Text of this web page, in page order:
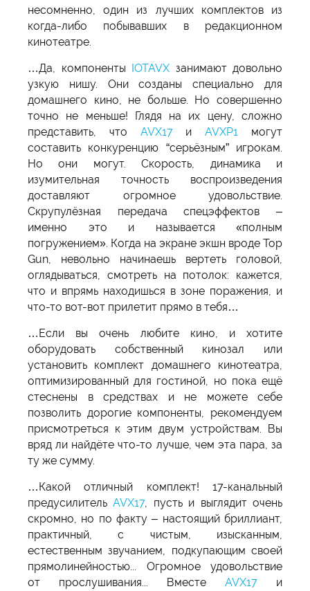
несомненно, один из лучших комплектов из
когда-либо побывавших в редакционном
кинотеатре.
…Да, компоненты IOTAVX занимают довольно
узкую нишу. Они созданы специально для
домашнего кино, не больше. Но совершенно
точно не меньше! Глядя на их цену, сложно
представить, что AVX17иAVXP1 могут
составить конкуренцию “серьёзным” игрокам.
Но они могут. Скорость, динамика и
изумительная точность воспроизведения
доставляют огромное удовольствие.
Скрупулёзная передача спецэффектов –
именно это и называется «полным
погружением». Когда на экране экшн вроде Top
Gun, невольно начинаешь вертеть головой,
оглядываться, смотреть на потолок: кажется,
что и впрямь находишься в зоне поражения, и
что-то вот-вот прилетит прямо в тебя…
…Если вы очень любите кино, и хотите
оборудовать собственный кинозал или
установить комплект домашнего кинотеатра,
оптимизированный для гостиной, но пока ещё
стеснены в средствах и не можете себе
позволить дорогие компоненты, рекомендуем
присмотреться к этим двум устройствам. Вы
вряд ли найдёте что-то лучше, чем эта пара, за
ту же сумму.
…Какой отличный комплект! 17-канальный
предусилительAVX17, пусть и выглядит очень
скромно, но по факту – настоящий бриллиант,
практичный, с чистым, изысканным,
естественным звучанием, подкупающим своей
прямолинейностью... Огромное удовольствие
от прослушивания... Вместе AVX17 и